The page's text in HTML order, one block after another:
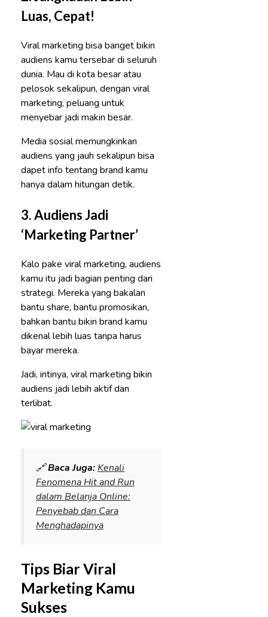
Luas, Cepat!
Viral marketing bisa banget bikin
audiens kamu tersebar di seluruh
dunia. Mau di kota besar atau
pelosok sekalipun, dengan viral
marketing, peluang untuk
menyebar jadi makin besar.
Media sosial memungkinkan
audiens yang jauh sekalipun bisa
dapet info tentang brand kamu
hanya dalam hitungan detik.
3.Audiens Jadi
‘Marketing Partner’
Kalo pake viral marketing, audiens
kamu itu jadi bagian penting dari
strategi. Mereka yang bakalan
bantu share, bantu promosikan,
bahkan bantu bikin brand kamu
dikenal lebih luas tanpa harus
bayar mereka.
Jadi, intinya, viral marketing bikin
audiens jadi lebih aktif dan
terlibat.
🔗Baca Juga:Kenali
Fenomena Hit and Run
dalam Belanja Online:
Penyebab dan Cara
Menghadapinya
Tips Biar Viral
Marketing Kamu
Sukses